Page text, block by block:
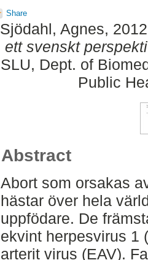
Share
Sjödahl, Agnes,
ett svenskt
SLU, Dept. of
Public
Abstract
Abort som orsakas
hästar över hela
uppfödare. De
ekvint herpesvirus 1
arterit virus (EAV).